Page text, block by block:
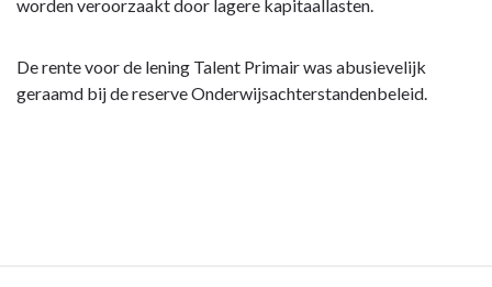
worden veroorzaakt door lagere kapitaallasten.
De rente voor de lening Talent Primair was abusievelijk
geraamd bij de reserve Onderwijsachterstandenbeleid.